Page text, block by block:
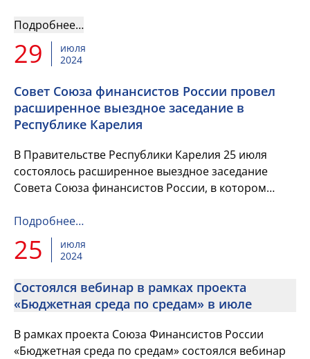
муниципальных образований Российск...
Подробнее…
29
июля
2024
Совет Союза финансистов России провел
расширенное выездное заседание в
Республике Карелия
В Правительстве Республики Карелия 25 июля
состоялось расширенное выездное заседание
Совета Союза финансистов России, в котором
Федерального Собрания Росс...
Подробнее…
25
июля
2024
Состоялся вебинар в рамках проекта
«Бюджетная среда по средам» в июле
В рамках проекта Союза Финансистов России
«Бюджетная среда по средам» состоялся вебинар